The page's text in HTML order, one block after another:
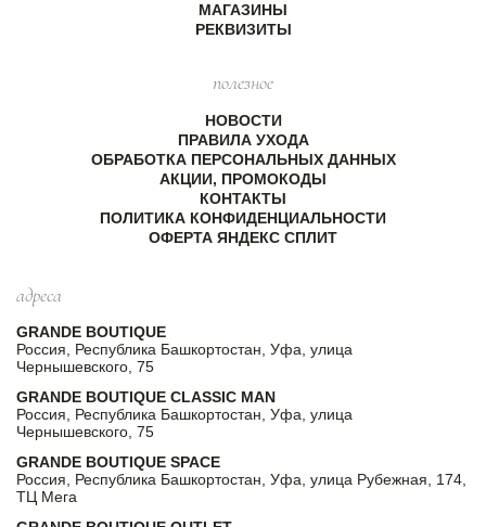
МАГАЗИНЫ
РЕКВИЗИТЫ
полезное
НОВОСТИ
ПРАВИЛА УХОДА
ОБРАБОТКА ПЕРСОНАЛЬНЫХ ДАННЫХ
АКЦИИ, ПРОМОКОДЫ
КОНТАКТЫ
ПОЛИТИКА КОНФИДЕНЦИАЛЬНОСТИ
ОФЕРТА ЯНДЕКС СПЛИТ
адреса
GRANDE BOUTIQUE
Россия, Республика Башкортостан, Уфа, улица
Чернышевского, 75
GRANDE BOUTIQUE CLASSIC MAN
Россия, Республика Башкортостан, Уфа, улица
Чернышевского, 75
GRANDE BOUTIQUE SPACE
Россия, Республика Башкортостан, Уфа, улица Рубежная, 174,
ТЦ Мега